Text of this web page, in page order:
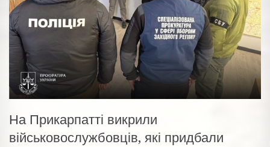
На Прикарпатті викрили
військовослужбовців, які придбали